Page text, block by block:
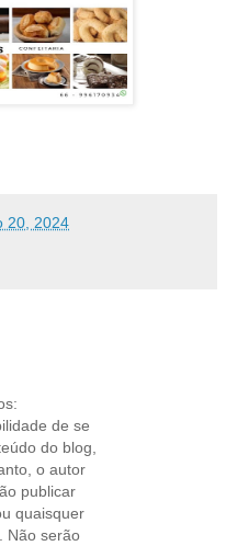
20, 2024
de se
do blog,
o autor
publicar
quaisquer
Não serão